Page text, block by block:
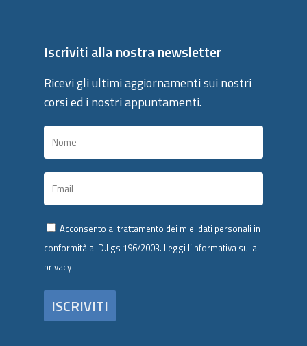
Iscriviti alla nostra newsletter
Ricevi gli ultimi aggiornamenti sui nostri
corsi ed i nostri appuntamenti.
Acconsento al trattamento dei miei dati personali in
conformità al D.Lgs 196/2003. Leggi l’informativa sulla
privacy